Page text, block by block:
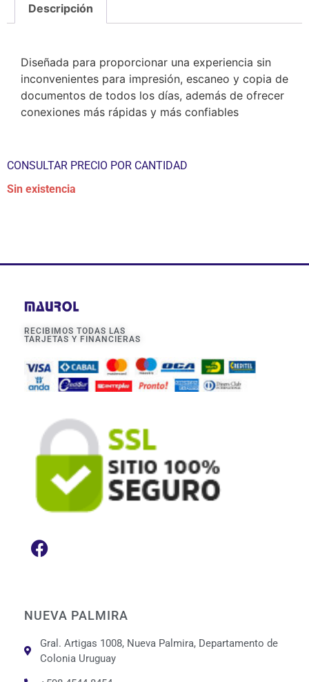
Descripción
Diseñada para proporcionar una experiencia sin
inconvenientes para impresión, escaneo y copia de
documentos de todos los días, además de ofrecer
conexiones más rápidas y más confiables
CONSULTAR PRECIO POR CANTIDAD
Sin existencia
RECIBIMOS TODAS LAS
TARJETAS Y FINANCIERAS
NUEVA PALMIRA
Gral. Artigas 1008, Nueva Palmira, Departamento de
Colonia Uruguay